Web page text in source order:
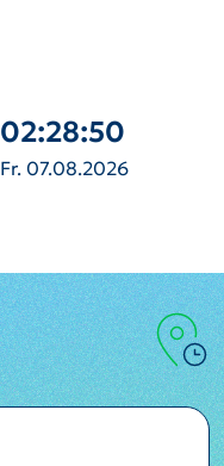
02:28:52
Fr. 07.08.2026